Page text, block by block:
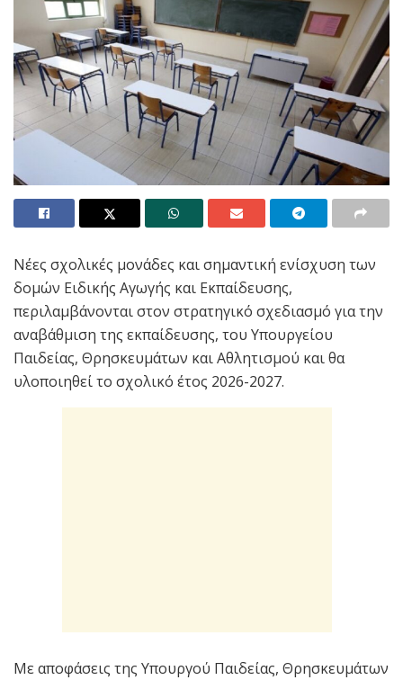
Νέες σχολικές μονάδες και σημαντική ενίσχυση των
δομών Ειδικής Αγωγής και Εκπαίδευσης,
περιλαμβάνονται στον στρατηγικό σχεδιασμό για την
αναβάθμιση της εκπαίδευσης, του Υπουργείου
Παιδείας, Θρησκευμάτων και Αθλητισμού και θα
υλοποιηθεί το σχολικό έτος 2026-2027.
Με αποφάσεις της Υπουργού Παιδείας, Θρησκευμάτων